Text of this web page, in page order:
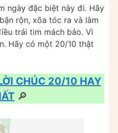
ngày đặc biệt này đi. Hãy
rộn, xõa tóc ra và làm
trái tim mách bảo. Vì
Hãy có một 20/10 thật
CHÚC 20/10 HAY
🔎